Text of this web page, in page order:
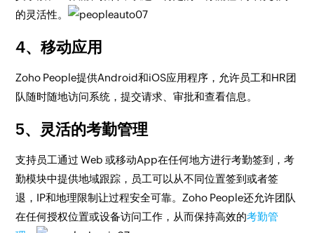
的灵活性。
4、移动应用
Zoho People提供Android和iOS应用程序，允许员工和HR团
队随时随地访问系统，提交请求、审批和查看信息。
5、灵活的考勤管理
支持员工通过 Web 或移动App在任何地方进行考勤签到，考
勤模块中提供地域跟踪，员工可以从不同位置签到或者签
退，IP和地理限制让过程安全可靠。Zoho People还允许团队
在任何授权位置或设备访问工作，从而保持高效的考勤管